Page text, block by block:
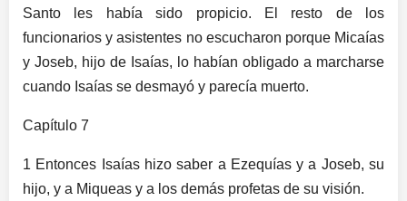
Santo les había sido propicio. El resto de los
funcionarios y asistentes no escucharon porque Micaías
y Joseb, hijo de Isaías, lo habían obligado a marcharse
cuando Isaías se desmayó y parecía muerto.
Capítulo 7
1 Entonces Isaías hizo saber a Ezequías y a Joseb, su
hijo, y a Miqueas y a los demás profetas de su visión.